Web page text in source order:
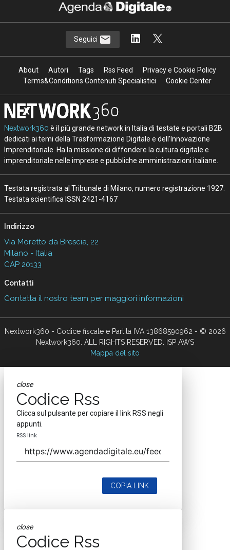
Seguici
About Autori Tags Rss Feed
Privacy e Cookie Policy
Terms&Conditions Contenuti Specialistici
Cookie Center
Nextwork360 è il più grande network in Italia di testate e portali B2B
dedicati ai temi della Trasformazione Digitale e dell’Innovazione
Imprenditoriale. Ha la missione di diffondere la cultura digitale e
imprenditoriale nelle imprese e pubbliche amministrazioni italiane.
Testata registrata al Tribunale di Milano, numero registrazione 1927.
Testata scientifica ISSN 2421-4167
Indirizzo
Via Moretto da Brescia, 22
Milano - Italia
CAP 20133
Contatti
Contatta il nostro team per maggiori informazioni
Nextwork360 - Codice fiscale e Partita IVA 13868590962 - © 2026
Nextwork360. ALL RIGHTS RESERVED. ISP AWS
Mappa del sito
close
Codice Rss
Clicca sul pulsante per copiare il link RSS negli
appunti.
RSS link
COPIA LINK
close
Codice Rss